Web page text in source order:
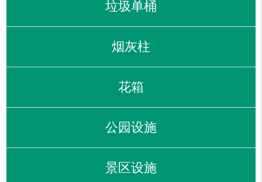
垃圾单桶
烟灰柱
花箱
公园设施
景区设施